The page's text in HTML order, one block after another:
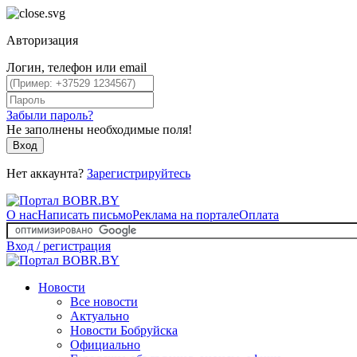
Авторизация
Логин, телефон или email
Забыли пароль?
Не заполнены необходимые поля!
Вход
Нет аккаунта? Зарегистрируйтесь
О насНаписать письмоРеклама на порталеОплата
Вход / регистрация
Новости
Все новости
Актуально
Новости Бобруйска
Официально